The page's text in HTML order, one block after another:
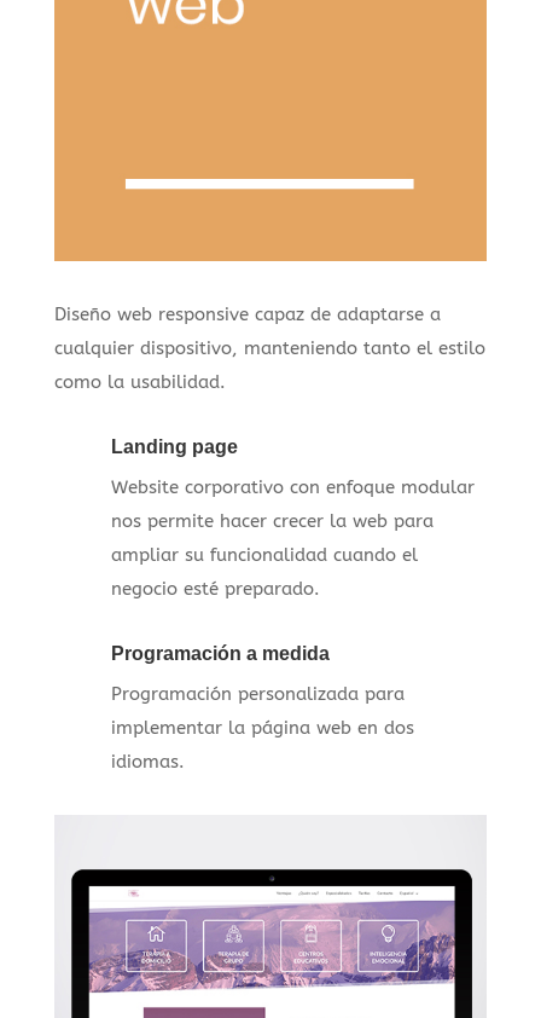
Diseño web responsive capaz de adaptarse a
cualquier dispositivo, manteniendo tanto el estilo
como la usabilidad.
Landing page
Website corporativo con enfoque modular
nos permite hacer crecer la web para
ampliar su funcionalidad cuando el
negocio esté preparado.
Programación a medida
Programación personalizada para
implementar la página web en dos
idiomas.